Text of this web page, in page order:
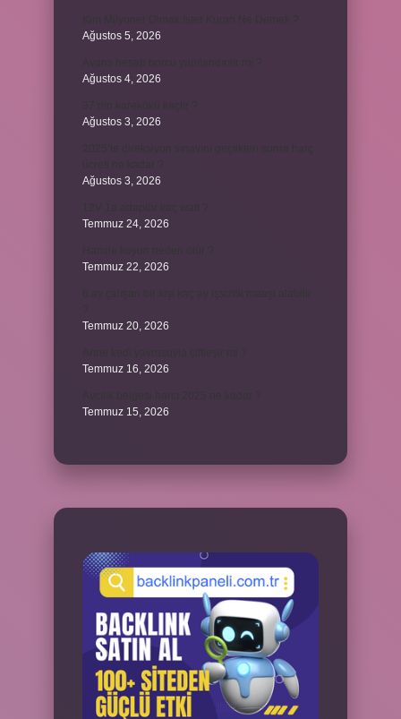
Ağustos 5, 2026
Ağustos 4, 2026
Ağustos 3, 2026
Ağustos 3, 2026
Temmuz 24, 2026
Temmuz 22, 2026
Temmuz 20, 2026
Temmuz 16, 2026
Temmuz 15, 2026